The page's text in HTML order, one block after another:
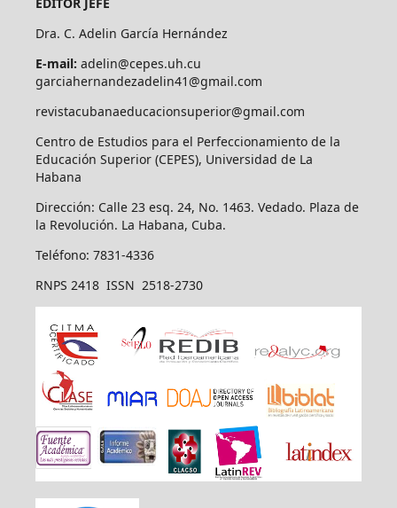
Dra. C. Adelin García Hernández
E-mail: adelin@cepes.uh.cu
garciahernandezadelin41@gmail.com
revistacubanaeducacionsuperior@gmail.com
Centro de Estudios para el Perfeccionamiento de la
Educación Superior (CEPES), Universidad de La
Habana
Dirección: Calle 23 esq. 24, No. 1463. Vedado. Plaza de
la Revolución. La Habana, Cuba.
Teléfono: 7831-4336
RNPS 2418 ISSN 2518-2730